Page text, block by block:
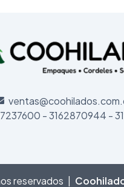
- 3162870944 -
reservados |